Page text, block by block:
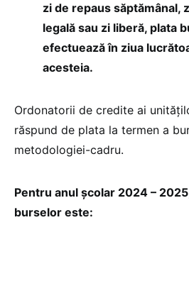
zi de repaus săptămânal,
legală sau zi liberă, plata
efectuează în ziua
acesteia.
Ordonatorii de credite ai
răspund de plata la termen a
metodologiei-cadru.
Pentru anul școlar 2024 –
burselor este: